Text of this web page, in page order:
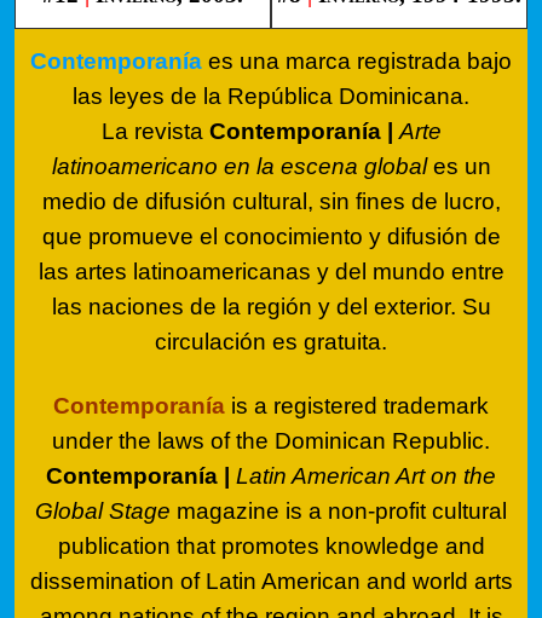
Contemporanía es una marca registrada bajo
las leyes de la República Dominicana.
La revista Contemporanía |
Arte
latinoamericano en la escena globales un
medio de difusión cultural, sin fines de lucro,
que promueve el conocimiento y difusión de
las artes latinoamericanas y del mundo entre
las naciones de la región y del exterior. Su
circulación es gratuita.
Contemporanía is a registered trademark
under the laws of the Dominican Republic.
Contemporanía |
Latin American Art on the
Global Stage magazine is a non-profit cultural
publication that promotes knowledge and
dissemination of Latin American and world arts